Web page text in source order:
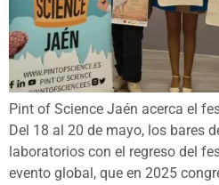
Pint of Science Jaén acerca el
Del 18 al 20 de mayo, los bares
laboratorios con el regreso del
evento global, que en 2025